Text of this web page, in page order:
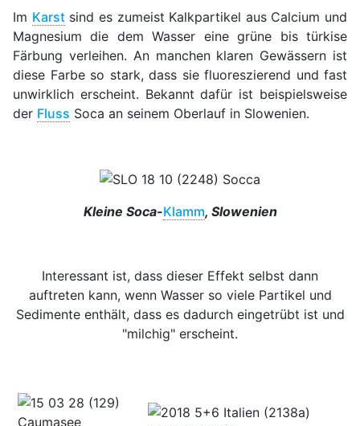
Im Karstsind es zumeist Kalkpartikel aus Calcium und
Magnesium die dem Wasser eine grüne bis türkise
Färbung verleihen. An manchen klaren Gewässern ist
diese Farbe so stark, dass sie fluoreszierend und fast
unwirklich erscheint. Bekannt dafür ist beispielsweise
der Fluss Soca an seinem Oberlauf in Slowenien.
Kleine Soca-Klamm, Slowenien
Interessant ist, dass dieser Effekt selbst dann
auftreten kann, wenn Wasser so viele Partikel und
Sedimente enthält, dass es dadurch eingetrübt ist und
"milchig" erscheint.